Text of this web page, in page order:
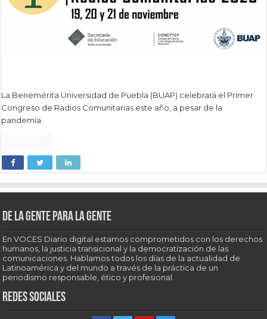
La Benemérita Universidad de Puebla (BUAP) celebrará el Primer
Congreso de Radios Comunitarias este año, a pesar de la
pandemia.
De la gente para la gente
En VOCES Diario digital estamos comprometidos con los derechos
humanos, la justicia transicional y la democratización de las
comunicaciones. Hablamos todos los días de la actualidad de
Latinoamérica y del mundo a través de la práctica de un
periodismo responsable, ético y profesional.
Redes sociales